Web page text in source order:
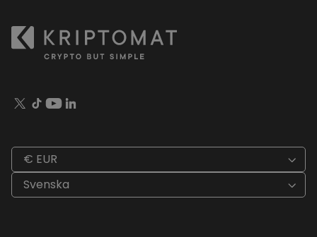
€ EUR
Svenska